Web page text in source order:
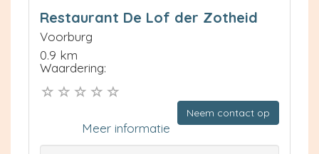
Restaurant De Lof der Zotheid
Voorburg
0.9 km
Waardering:
Neem contact op
Meer informatie